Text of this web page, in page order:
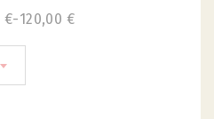
120,00 €
-
€